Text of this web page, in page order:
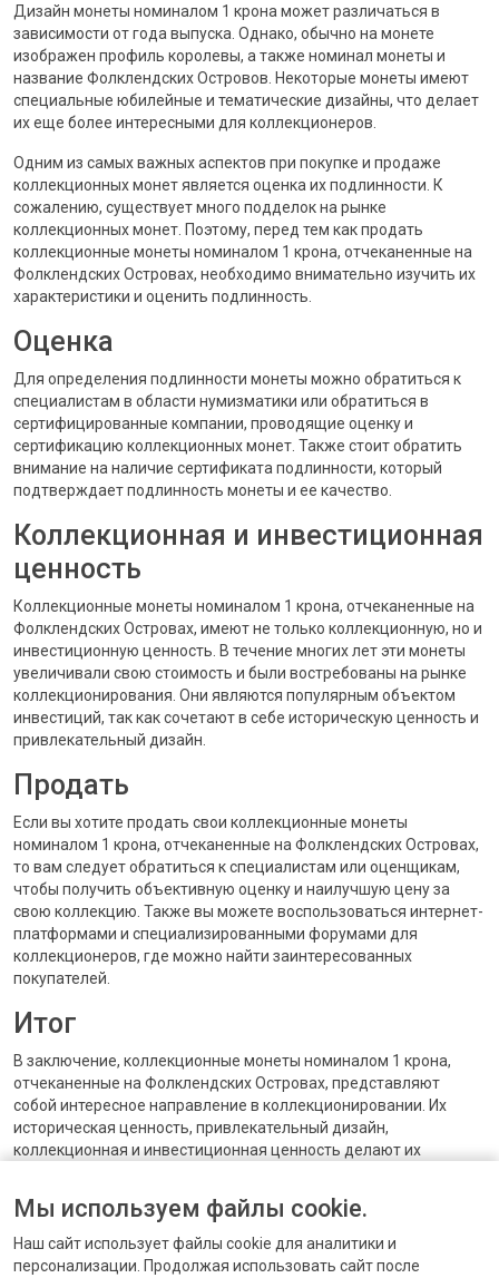
Дизайн монеты номиналом 1 крона может различаться в
зависимости от года выпуска. Однако, обычно на монете
изображен профиль королевы, а также номинал монеты и
название Фолклендских Островов. Некоторые монеты имеют
специальные юбилейные и тематические дизайны, что делает
их еще более интересными для коллекционеров.
Одним из самых важных аспектов при покупке и продаже
коллекционных монет является оценка их подлинности. К
сожалению, существует много подделок на рынке
коллекционных монет. Поэтому, перед тем как продать
коллекционные монеты номиналом 1 крона, отчеканенные на
Фолклендских Островах, необходимо внимательно изучить их
характеристики и оценить подлинность.
Оценка
Для определения подлинности монеты можно обратиться к
специалистам в области нумизматики или обратиться в
сертифицированные компании, проводящие оценку и
сертификацию коллекционных монет. Также стоит обратить
внимание на наличие сертификата подлинности, который
подтверждает подлинность монеты и ее качество.
Коллекционная и инвестиционная
ценность
Коллекционные монеты номиналом 1 крона, отчеканенные на
Фолклендских Островах, имеют не только коллекционную, но и
инвестиционную ценность. В течение многих лет эти монеты
увеличивали свою стоимость и были востребованы на рынке
коллекционирования. Они являются популярным объектом
инвестиций, так как сочетают в себе историческую ценность и
привлекательный дизайн.
Продать
Если вы хотите продать свои коллекционные монеты
номиналом 1 крона, отчеканенные на Фолклендских Островах,
то вам следует обратиться к специалистам или оценщикам,
чтобы получить объективную оценку и наилучшую цену за
свою коллекцию. Также вы можете воспользоваться интернет-
платформами и специализированными форумами для
коллекционеров, где можно найти заинтересованных
покупателей.
Итог
В заключение, коллекционные монеты номиналом 1 крона,
отчеканенные на Фолклендских Островах, представляют
собой интересное направление в коллекционировании. Их
историческая ценность, привлекательный дизайн,
коллекционная и инвестиционная ценность делают их
есть такие монеты и вы хотите продать их, обратитесь к
специалистам в этой области, чтобы получить максимально
возможную оценку и наилучшую цену за свою коллекцию.
Мы используем файлы cookie.
Наш сайт использует файлы cookie для аналитики и
персонализации. Продолжая использовать сайт после